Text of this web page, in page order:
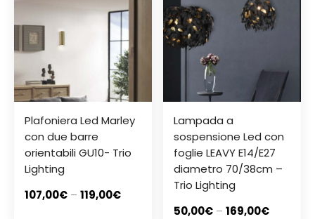
Plafoniera Led Marley
con due barre
orientabili GU10- Trio
Lighting
107,00€ – 119,00€
Lampada a
sospensione Led con
foglie LEAVY E14/E27
diametro 70/38cm –
Trio Lighting
50,00€ –169,00€